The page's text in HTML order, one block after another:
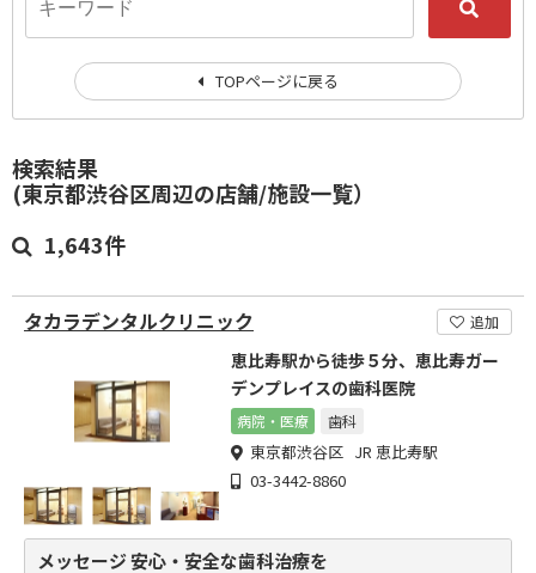
検索結果
(東京都渋谷区周辺の店舗/施設一覧）
1,643件
タカラデンタルクリニック 追加
恵比寿駅から徒歩５分、恵比寿ガー
デンプレイスの歯科医院
病院・医療 歯科
東京都渋谷区 JR 恵比寿駅
03-3442-8860
メッセージ 安心・安全な歯科治療を
TOPページに戻る